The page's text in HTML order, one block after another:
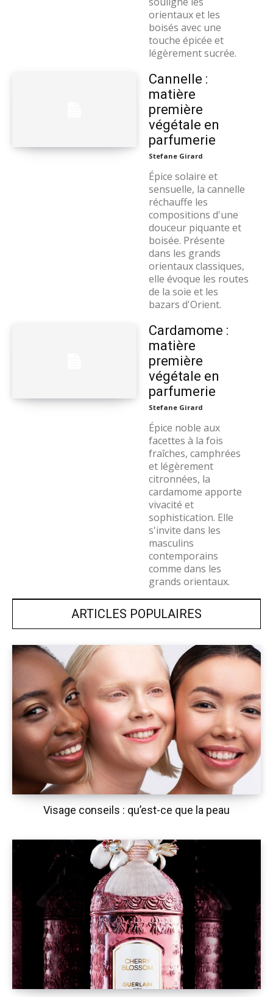
orientaux et les
boisés avec une
touche épicée et
légèrement sucrée.
Cannelle :
matière
première
végétale en
parfumerie
Stefane Girard
Épice solaire et
sensuelle, la cannelle
réchauffe les
compositions d'une
douceur piquante et
boisée. Présente
dans les grands
orientaux classiques,
elle évoque les routes
de la soie et les
bazars d'Orient.
Cardamome :
matière
première
végétale en
parfumerie
Stefane Girard
Épice noble aux
facettes à la fois
fraîches, camphrées
et légèrement
citronnées, la
cardamome apporte
vivacité et
sophistication. Elle
s'invite dans les
masculins
contemporains
comme dans les
grands orientaux.
ARTICLES POPULAIRES
Visage conseils : qu’est-ce que la peau